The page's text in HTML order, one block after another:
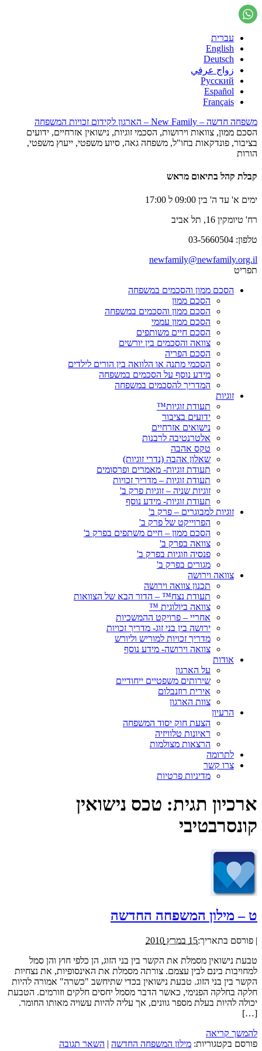
עברית
English
Deutsch
زواج عرفي
Русский
Español
Français
משפחה חדשה – New Family – הארגון לקידום זכויות המשפחה
הסכם ממון, צוואות וירושות, הסכמי זוגיות, נישואין אזרחיים, ידועים
בציבור, פונדקאות בחו"ל, משפחה גאה, סיוע משפטי, ייעוץ משפטי,
הורות
קבלת קהל בתיאום מראש
ימים א' עד ה' בין 09:00 ל 17:00
רח' טיומקין 16, תל אביב
טלפון: 03-5660504
newfamily@newfamily.org.il
תפריט
הסכם ממון והסכמים במשפחה
הסכם ממון
הסכם ממון והסכמים במשפחה
הסכם ממון עממי
הסכם חיים משותפים
צוואה והסכמים בין יורשים
הסכם הפריה
הסכמי מתנה או הלוואה בין הורים לילדים
מידע נוסף על הסכמים במשפחה
המדריך להסכמים במשפחה
זוגיות
תעודת זוגיות™
ידועים בציבור
נישואים אזרחיים
אלטרנטיבה לרבנות
טקס אהבה
שאלון אהבה (נדרי זוגיות)
תעודת זוגיות- מאמרים ופרסומים
תעודת זוגיות – מדריך זכויות
זוגיות שניה – זוגיות פרק ב'
תעודת זוגיות- מידע נוסף
זוגיות למבוגרים – פרק ב'
הפרוייקט של פרק ב'
הסכם ממון – חיים משתפים בפרק ב'
צוואה בפרק ב'
פנסיה וזוגיות בפרק ב'
מגורים בפרק ב'
צוואה וירושה
תכנון צוואה וירושה
תעודת נצח™ – הדור הבא של הצוואות
צוואה ביולוגית ™
אחריי – פרויקט ההמשכיות
ירושה בין בני זוג- מדריך זכויות
מדריך זכויות למוריש וליורש
צוואה וירושה- מידע נוסף
אודות
על הארגון
שירותים משפטיים ייחודיים
אירית רוזנבלום
צוות הארגון
הרעיון
הצעת חוק יסוד המשפחה
ראיונות טלוויזיה
הרצאות מצולמות
לתרומה
צרו קשר
מדיניות פרטיות
ארכיון תגית: טכס נישואין
קונסרבטיבי
ט – מילון המשפחה החדשה
| פורסם בתאריך:15 במרץ 2010
טבעת נישואין מסמלת את הקשר בין בני הזוג, הן כלפי חוץ והן סמל
למחויבות בינם לבין עצמם. צורתה מסמלת את האינסופיות, את נצחיות
הקשר בין בני הזוג. טבעת נישואין בכדי שתיחשב "כשרה" אמורה להיות
חלקה בחלקה הפנימי, כאשר הדבר מסמל יחסים חלקים וזורמים. הטבעת
יכולה להיות בעלת מספר גוונים, אך עליה להיות עשויה מאותו החומר.
[…]
להמשך קריאה
פורסם בקטגוריות: מילון המשפחה החדשה | השאר תגובה